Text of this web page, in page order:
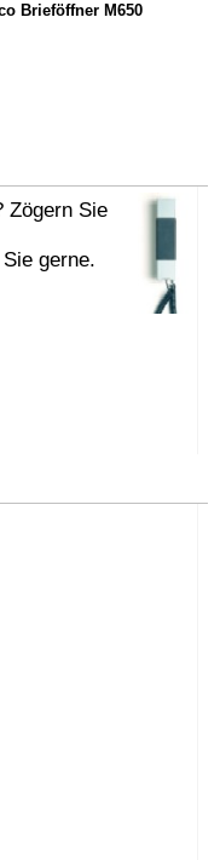
Brieföffner M650
Zögern Sie
gerne.